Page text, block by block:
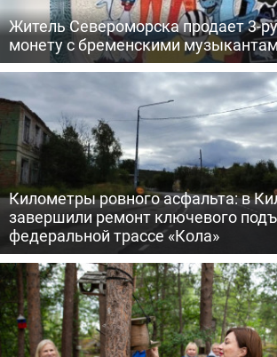
Житель Североморска продает 3-
монету с бременскими
Километры ровного асфальта: в
завершили ремонт ключевого
федеральной трассе «Кола»